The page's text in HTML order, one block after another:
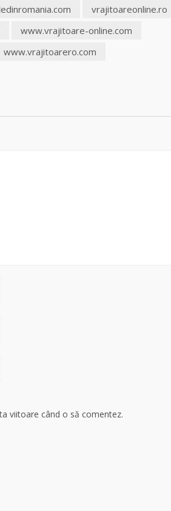
vrajitoareonline.ro
www.vrajitoare-online.com
www.vrajitoarero.com
viitoare când o să comentez.